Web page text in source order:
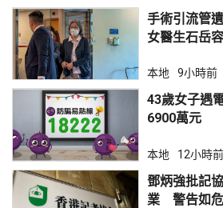
手術引流管
女醫生石岳
本地 9小時前
43歲女子遇
6900萬元
本地 12小時前
鄧炳強批記
業 警告如危